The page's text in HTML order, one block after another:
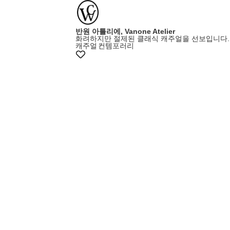
반원 아틀리에, Vanone Atelier
화려하지만 절제된 클래식 캐주얼을 선보입니다.
캐주얼 컨템포러리